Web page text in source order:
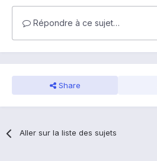
Répondre à ce sujet…
Share
Aller sur la liste des sujets